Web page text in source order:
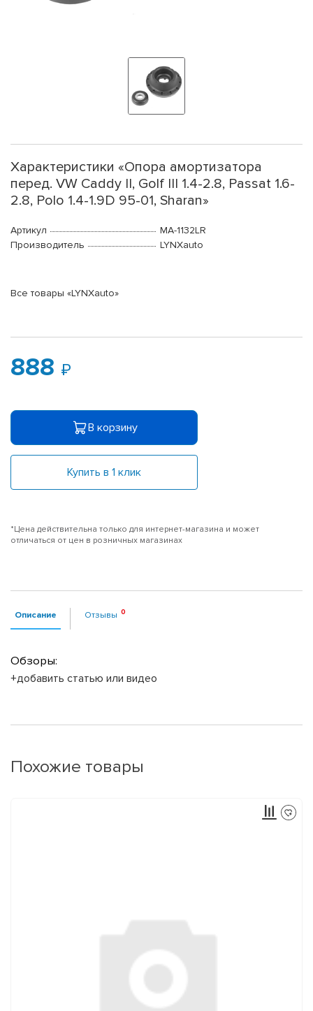
Характеристики «Опора амортизатора
перед. VW Caddy II, Golf III 1.4-2.8, Passat 1.6-
2.8, Polo 1.4-1.9D 95-01, Sharan»
Артикул
MA-1132LR
Производитель
LYNXauto
Все товары «LYNXauto»
888
В корзину
Купить в 1 клик
*Цена действительна только для интернет-магазина и может
отличаться от цен в розничных магазинах
Описание Отзывы
Обзоры:
+добавить статью или видео
Похожие товары